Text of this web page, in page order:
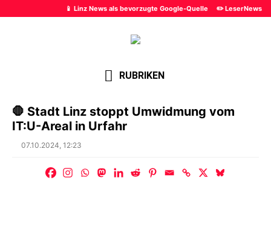
📱 Linz News als bevorzugte Google-Quelle ✏️ LeserNews
RUBRIKEN
🛑 Stadt Linz stoppt Umwidmung vom
IT:U-Areal in Urfahr
Posted
07.10.2024, 12:23